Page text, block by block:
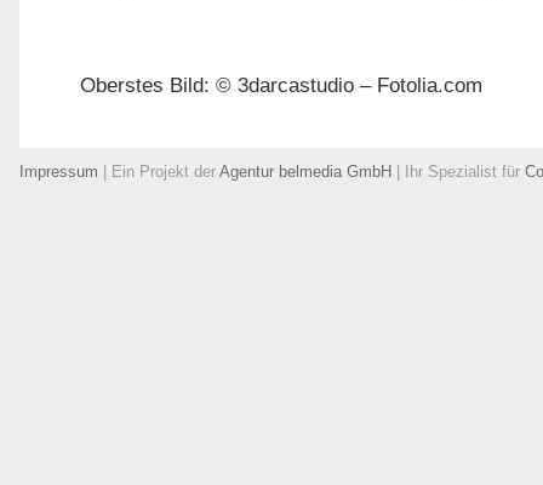
Oberstes Bild: © 3darcastudio – Fotolia.com
Impressum | Ein Projekt der Agentur belmedia GmbH | Ihr Spezialist für